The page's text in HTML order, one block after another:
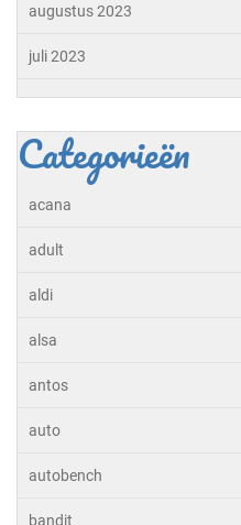
augustus 2023
juli 2023
Categorieën
acana
adult
aldi
alsa
antos
auto
autobench
bandit